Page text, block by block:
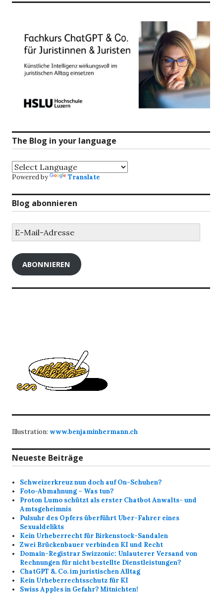
The Blog in your language
Powered by Translate
Blog abonnieren
Mail-
ABONNIEREN
Illustration: www.benjaminhermann.ch
Neueste Beiträge
Schweizerkreuz nun doch auf On-Schuhen?
Foto-Abmahnung – Was tun?
Proton Lumo schützt als erster Chatbot Anwalts- und
Amtsgeheimnis
Pulsuhr des Opfers überführt Uber-Fahrer eines
Sexualdelikts
Kein Urheberrecht für Birkenstock-Sandalen
Zwei Brückenbauer verbinden KI und Recht
Domain-Registrar Swizzonic: Unlauterer Versand von
Rechnungen für nicht bestellte Dienstleistungen?
ChatGPT &. Co. im juristischen Alltag
Kein Urheberrechtsschutz für KI
Swiss Apples in Gefahr? Mitnichten!